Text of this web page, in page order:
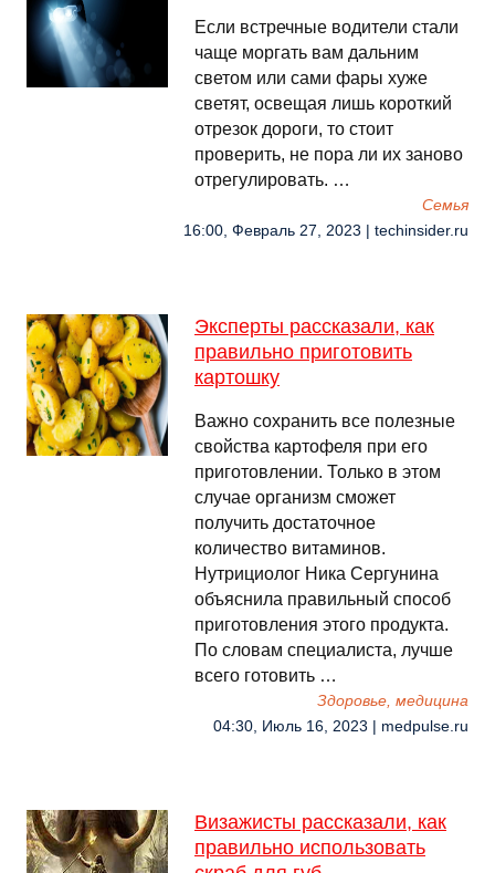
Если встречные водители стали
чаще моргать вам дальним
светом или сами фары хуже
светят, освещая лишь короткий
отрезок дороги, то стоит
проверить, не пора ли их заново
отрегулировать. …
Семья
16:00, Февраль 27, 2023 | techinsider.ru
Эксперты рассказали, как
правильно приготовить
картошку
Важно сохранить все полезные
свойства картофеля при его
приготовлении. Только в этом
случае организм сможет
получить достаточное
количество витаминов.
Нутрициолог Ника Сергунина
объяснила правильный способ
приготовления этого продукта.
По словам специалиста, лучше
всего готовить …
Здоровье, медицина
04:30, Июль 16, 2023 | medpulse.ru
Визажисты рассказали, как
правильно использовать